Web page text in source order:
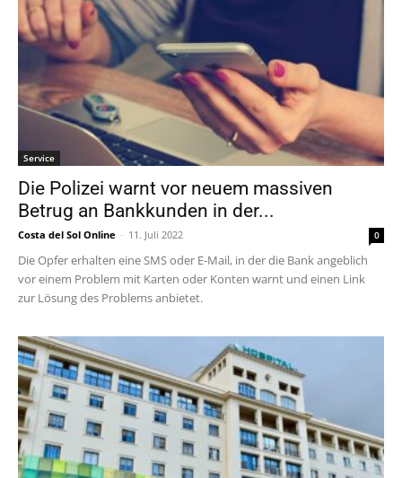
Service
Die Polizei warnt vor neuem massiven
Betrug an Bankkunden in der...
Costa del Sol Online - 11. Juli 2022 0
Die Opfer erhalten eine SMS oder E-Mail, in der die Bank angeblich
vor einem Problem mit Karten oder Konten warnt und einen Link
zur Lösung des Problems anbietet.